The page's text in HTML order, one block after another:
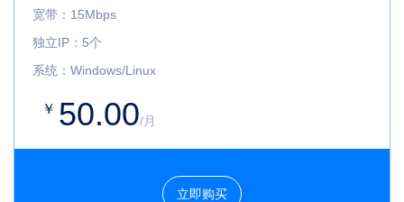
宽带：15Mbps
独立IP：5个
系统：Windows/Linux
￥ 50.00/月
立即购买